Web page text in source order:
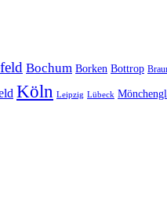
Bochum Borken Bottrop
Köln Leipzig Lübeck